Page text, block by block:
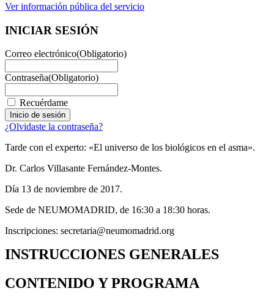
Ver información pública del servicio
INICIAR SESIÓN
Correo electrónico(Obligatorio)
Contraseña(Obligatorio)
Recuérdame
¿Olvidaste la contraseña?
Tarde con el experto: «El universo de los biológicos en el asma».
Dr. Carlos Villasante Fernández-Montes.
Día 13 de noviembre de 2017.
Sede de NEUMOMADRID, de 16:30 a 18:30 horas.
Inscripciones: secretaria@neumomadrid.org
INSTRUCCIONES GENERALES
CONTENIDO Y PROGRAMA